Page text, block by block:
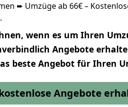
➨ Umzüge ab 66€ –
wenn es um Ihren
Angebote
beste Angebot für Ihren
Angebote